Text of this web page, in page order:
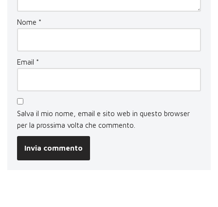
Nome *
Email *
Salva il mio nome, email e sito web in questo browser
per la prossima volta che commento.